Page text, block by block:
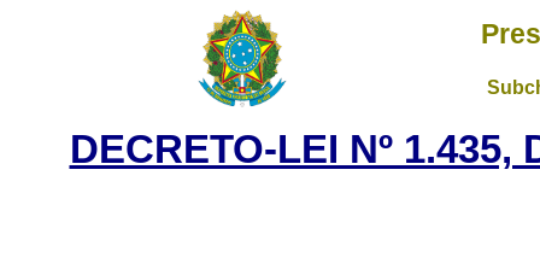
DECRETO-LEI Nº 1.435,